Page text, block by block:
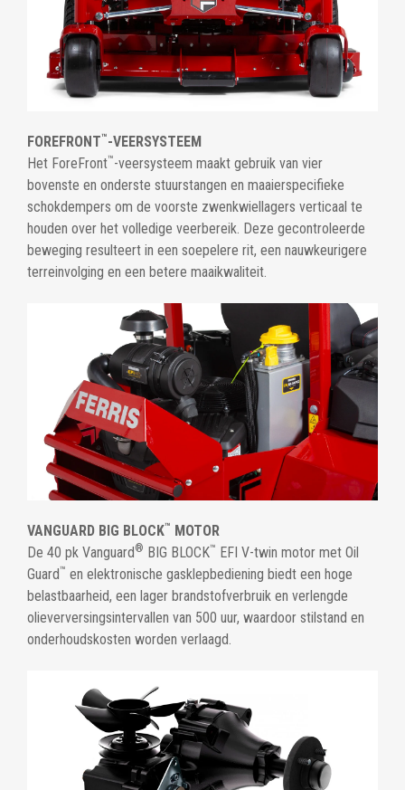
FOREFRONT™-VEERSYSTEEM
Het ForeFront™-veersysteem maakt gebruik van vier
bovenste en onderste stuurstangen en maaierspecifieke
schokdempers om de voorste zwenkwiellagers verticaal te
houden over het volledige veerbereik. Deze gecontroleerde
beweging resulteert in een soepelere rit, een nauwkeurigere
terreinvolging en een betere maaikwaliteit.
VANGUARD BIG BLOCK™ MOTOR
De 40 pk Vanguard® BIG BLOCK™ EFI V-twin motor met Oil
Guard™ en elektronische gasklepbediening biedt een hoge
belastbaarheid, een lager brandstofverbruik en verlengde
olieverversingsintervallen van 500 uur, waardoor stilstand en
onderhoudskosten worden verlaagd.